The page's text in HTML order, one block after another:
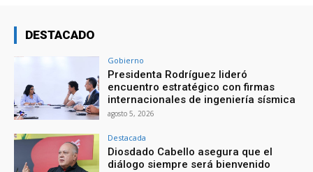
DESTACADO
Gobierno
Presidenta Rodríguez lideró
encuentro estratégico con firmas
internacionales de ingeniería sísmica
agosto 5, 2026
Destacada
Diosdado Cabello asegura que el
diálogo siempre será bienvenido